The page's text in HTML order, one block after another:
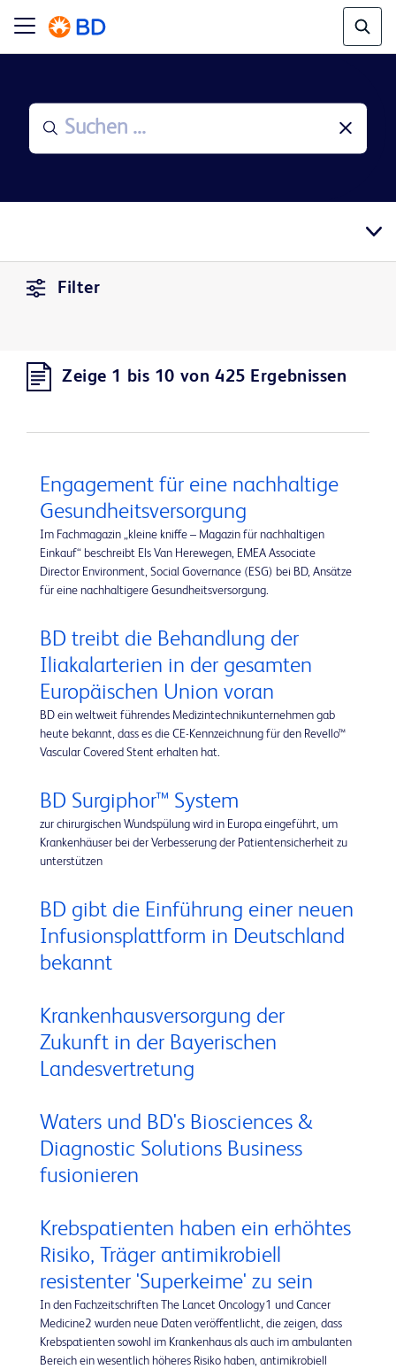
Filter
Zeige 1 bis 10 von 425 Ergebnissen
Engagement für eine nachhaltige
Gesundheitsversorgung
Im Fachmagazin „kleine kniffe – Magazin für nachhaltigen
Einkauf“ beschreibt Els Van Herewegen, EMEA Associate
Director Environment, Social Governance (ESG) bei BD, Ansätze
für eine nachhaltigere Gesundheitsversorgung.
BD treibt die Behandlung der
Iliakalarterien in der gesamten
Europäischen Union voran
BD ein weltweit führendes Medizintechnikunternehmen gab
heute bekannt, dass es die CE-Kennzeichnung für den Revello™
Vascular Covered Stent erhalten hat.
BD Surgiphor™ System
zur chirurgischen Wundspülung wird in Europa eingeführt, um
Krankenhäuser bei der Verbesserung der Patientensicherheit zu
unterstützen
BD gibt die Einführung einer neuen
Infusionsplattform in Deutschland
bekannt
Krankenhausversorgung der
Zukunft in der Bayerischen
Landesvertretung
Waters und BD's Biosciences &
Diagnostic Solutions Business
fusionieren
Krebspatienten haben ein erhöhtes
Risiko, Träger antimikrobiell
resistenter 'Superkeime' zu sein
In den Fachzeitschriften The Lancet Oncology1 und Cancer
Medicine2 wurden neue Daten veröffentlicht, die zeigen, dass
Krebspatienten sowohl im Krankenhaus als auch im ambulanten
Bereich ein wesentlich höheres Risiko haben, antimikrobiell